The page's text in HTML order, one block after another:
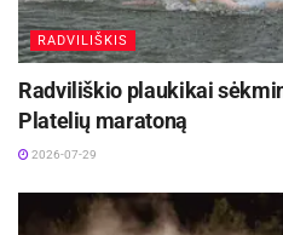
RADVILIŠKIS
Radviliškio plaukikai
Platelių maratoną
2026-07-29